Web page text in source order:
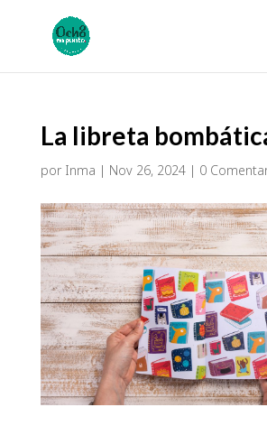
La libreta
por Inma | Nov 26, 2024| 0